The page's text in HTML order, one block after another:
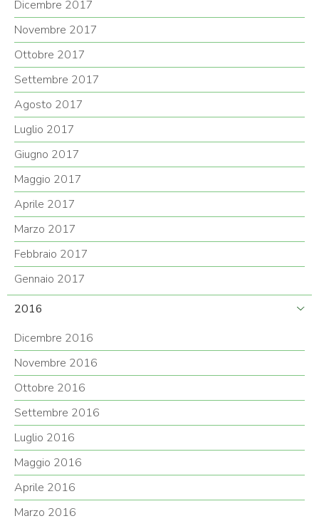
Dicembre 2017
Novembre 2017
Ottobre 2017
Settembre 2017
Agosto 2017
Luglio 2017
Giugno 2017
Maggio 2017
Aprile 2017
Marzo 2017
Febbraio 2017
Gennaio 2017
2016
Dicembre 2016
Novembre 2016
Ottobre 2016
Settembre 2016
Luglio 2016
Maggio 2016
Aprile 2016
Marzo 2016